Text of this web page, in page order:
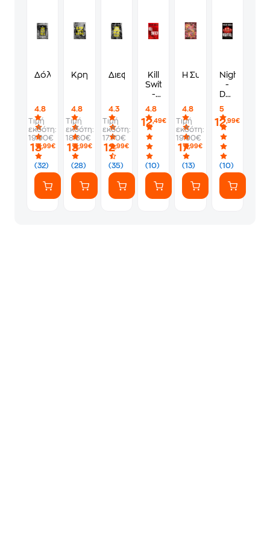
Δόλωμα
4.8
(32)
Τιμή
εκδότη:
19.90€
13,99€
Κρησφύγετο
4.8
(28)
Τιμή
εκδότη:
18.80€
13,99€
Διεφθαρμένος
4.3
(35)
Τιμή
εκδότη:
17.70€
12,99€
Kill
Switch
-
Night
4.8
(10)
12,49€
Η Συμφωνία των
4.8
(13)
Τιμή
εκδότη:
19.90€
17,99€
Nightfall
-
Devil's
5
(10)
12,99€